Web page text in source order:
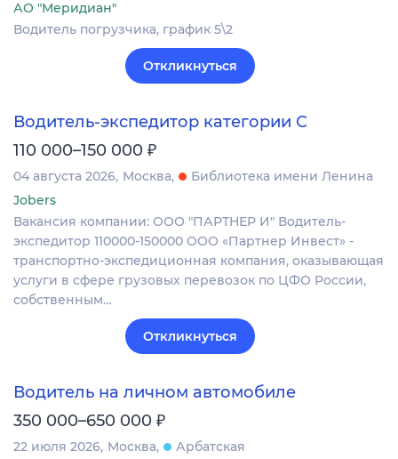
АО "Меридиан"
Водитель погрузчика, график 5\2
Откликнуться
Водитель-экспедитор категории С
110 000–150 000 ₽
04 августа 2026 Москва
Библиотека имени Ленина
Jobers
Вакансия компании: ООО "ПАРТНЕР И" Водитель-
экспедитор 110000-150000 ООО «Партнер Инвест» -
транспортно-экспедиционная компания, оказывающая
услуги в сфере грузовых перевозок по ЦФО России,
собственным…
Откликнуться
Водитель на личном автомобиле
350 000–650 000 ₽
22 июля 2026 Москва
Арбатская